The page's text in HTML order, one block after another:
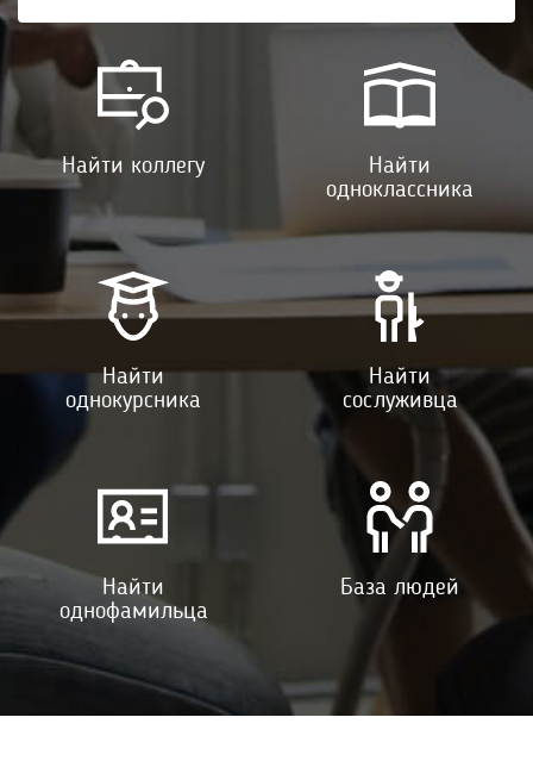
Найти коллегу
Найти
одноклассника
Найти
однокурсника
Найти
сослуживца
Найти
однофамильца
База людей